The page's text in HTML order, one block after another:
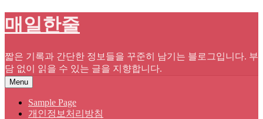
Skip
to
매일한줄
짧은 기록과 간단한 정보들을 꾸준히 남기는 블로그입니다. 부
담 없이 읽을 수 있는 글을 지향합니다.
Menu
Sample Page
개인정보처리방침